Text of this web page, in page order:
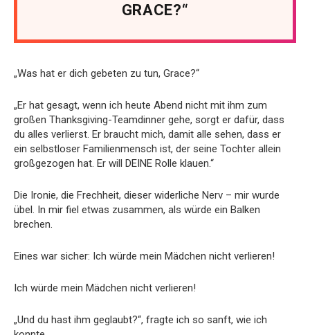
GRACE?“
„Was hat er dich gebeten zu tun, Grace?“
„Er hat gesagt, wenn ich heute Abend nicht mit ihm zum
großen Thanksgiving-Teamdinner gehe, sorgt er dafür, dass
du alles verlierst. Er braucht mich, damit alle sehen, dass er
ein selbstloser Familienmensch ist, der seine Tochter allein
großgezogen hat. Er will DEINE Rolle klauen.“
Die Ironie, die Frechheit, dieser widerliche Nerv – mir wurde
übel. In mir fiel etwas zusammen, als würde ein Balken
brechen.
Eines war sicher: Ich würde mein Mädchen nicht verlieren!
Ich würde mein Mädchen nicht verlieren!
„Und du hast ihm geglaubt?“, fragte ich so sanft, wie ich